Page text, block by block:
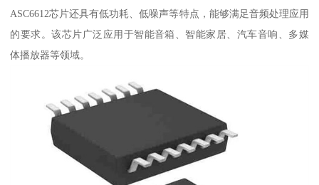
ASC6612芯片还具有低功耗、低噪声等特点，能够满足音频处理应用
的要求。该芯片广泛应用于智能音箱、智能家居、汽车音响、多媒
体播放器等领域。